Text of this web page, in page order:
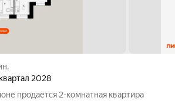
2028
продаётся 2-комнатная квартира